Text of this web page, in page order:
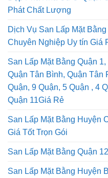
Phát Chất Lượng
Dịch Vụ San Lấp Mặt
Chuyên Nghiệp Uy tín Giá
San Lấp Mặt Bằng Quận
Quận Tân Bình, Quận Tân
Quận, 9 Quận, 5 Quận , 4
Quận 11Giá Rẻ
San Lấp Mặt Bằng Huyện
Giá Tốt Trọn Gói
San Lấp Mặt Bằng Quận
San Lấp Mặt Bằng Huyện